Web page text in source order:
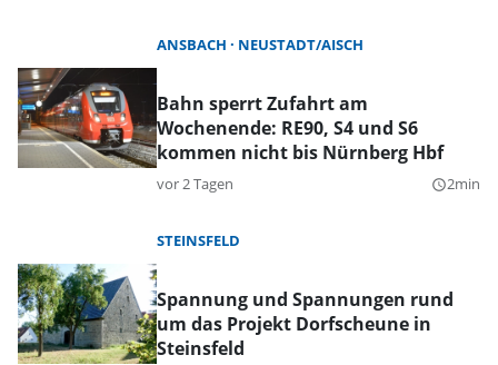
ANSBACH NEUSTADT/AISCH
Bahn sperrt Zufahrt am
Wochenende: RE90, S4 und S6
kommen nicht bis Nürnberg Hbf
vor 2 Tagen query_builder2min
STEINSFELD
Spannung und Spannungen rund
um das Projekt Dorfscheune in
Steinsfeld